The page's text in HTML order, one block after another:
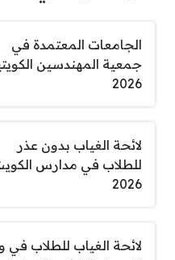
الجامعات المعتمدة في
جمعية المهندسين
2026
لائحة الغياب بدون عذر
للطلاب في مدارس
2026
لائحة الغياب للطلاب في